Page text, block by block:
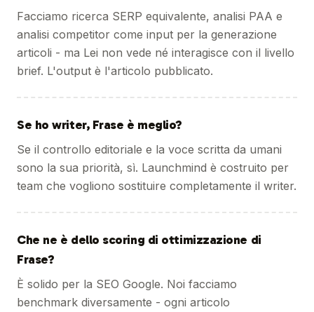
Facciamo ricerca SERP equivalente, analisi PAA e
analisi competitor come input per la generazione
articoli - ma Lei non vede né interagisce con il livello
brief. L'output è l'articolo pubblicato.
Se ho writer, Frase è meglio?
Se il controllo editoriale e la voce scritta da umani
sono la sua priorità, sì. Launchmind è costruito per
team che vogliono sostituire completamente il writer.
Che ne è dello scoring di ottimizzazione di
Frase?
È solido per la SEO Google. Noi facciamo
benchmark diversamente - ogni articolo